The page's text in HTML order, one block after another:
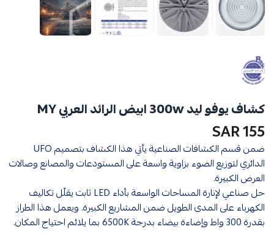
كشاف يوفو ليد 300w ابيض الرائد العربي MY
155 SAR
ضمن قسم الكشافات الصناعية يأتي هذا الكشاف بتصميم UFO
الدائري لتوزيع الضوء بزاوية واسعة على المستودعات والمصانع وصالات
العرض الكبيرة.
حل صناعي لإنارة المساحات الواسعة بأداء LED ثابت يقلّل تكاليف
الكهرباء على المدى الطويل ضمن المشاريع الكبيرة. ويعمل هذا الطراز
بقدرة 300 واط وإضاءة بيضاء بدرجة 6500K بما يلائم احتياج المكان.